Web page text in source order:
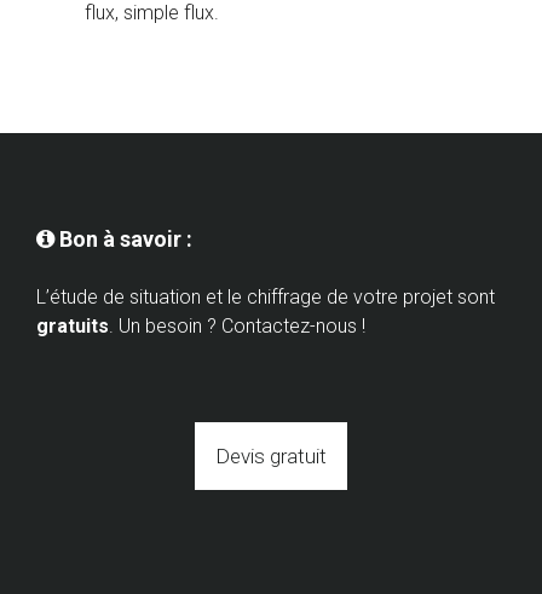
flux, simple flux.
Bon à savoir :
L’étude de situation et le chiffrage de votre projet sont
gratuits. Un besoin ? Contactez-nous !
Devis gratuit